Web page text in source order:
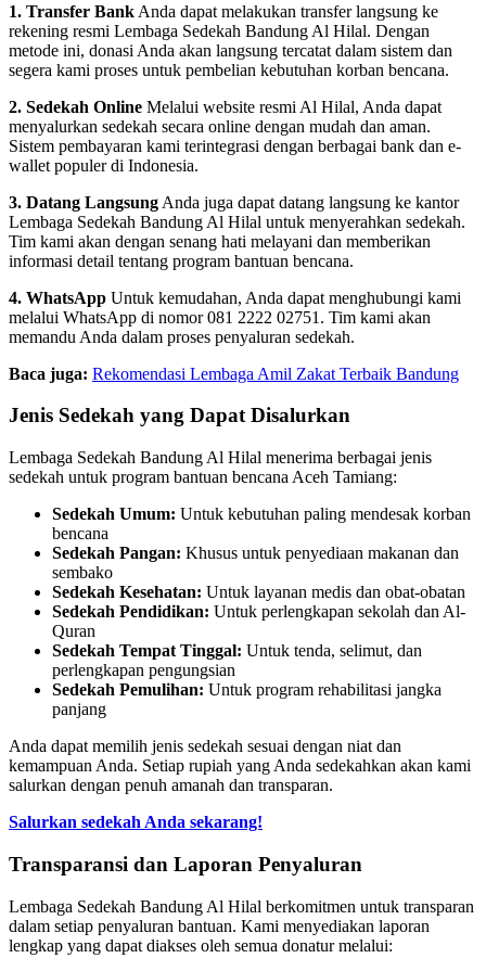
1. Transfer Bank Anda dapat melakukan transfer langsung ke
rekening resmi Lembaga Sedekah Bandung Al Hilal. Dengan
metode ini, donasi Anda akan langsung tercatat dalam sistem dan
segera kami proses untuk pembelian kebutuhan korban bencana.
2. Sedekah Online Melalui website resmi Al Hilal, Anda dapat
menyalurkan sedekah secara online dengan mudah dan aman.
Sistem pembayaran kami terintegrasi dengan berbagai bank dan e-
wallet populer di Indonesia.
3. Datang Langsung Anda juga dapat datang langsung ke kantor
Lembaga Sedekah Bandung Al Hilal untuk menyerahkan sedekah.
Tim kami akan dengan senang hati melayani dan memberikan
informasi detail tentang program bantuan bencana.
4. WhatsApp Untuk kemudahan, Anda dapat menghubungi kami
melalui WhatsApp di nomor 081 2222 02751. Tim kami akan
memandu Anda dalam proses penyaluran sedekah.
Baca juga: Rekomendasi Lembaga Amil Zakat Terbaik Bandung
Jenis Sedekah yang Dapat Disalurkan
Lembaga Sedekah Bandung Al Hilal menerima berbagai jenis
sedekah untuk program bantuan bencana Aceh Tamiang:
Sedekah Umum: Untuk kebutuhan paling mendesak korban
bencana
Sedekah Pangan: Khusus untuk penyediaan makanan dan
sembako
Sedekah Kesehatan: Untuk layanan medis dan obat-obatan
Sedekah Pendidikan: Untuk perlengkapan sekolah dan Al-
Quran
Sedekah Tempat Tinggal: Untuk tenda, selimut, dan
perlengkapan pengungsian
Sedekah Pemulihan: Untuk program rehabilitasi jangka
panjang
Anda dapat memilih jenis sedekah sesuai dengan niat dan
kemampuan Anda. Setiap rupiah yang Anda sedekahkan akan kami
salurkan dengan penuh amanah dan transparan.
Salurkan sedekah Anda sekarang!
Transparansi dan Laporan Penyaluran
Lembaga Sedekah Bandung Al Hilal berkomitmen untuk transparan
dalam setiap penyaluran bantuan. Kami menyediakan laporan
lengkap yang dapat diakses oleh semua donatur melalui: